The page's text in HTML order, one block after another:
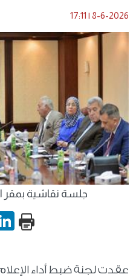
8-6-2026
|
17:11
جلسة نقاشية بمقر
عقدت لجنة ضبط أداء